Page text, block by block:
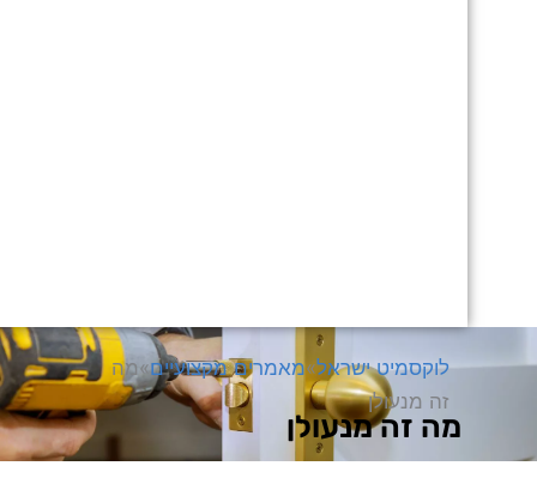
לוקסמיט ישראל»מאמרים מקצועיים»מה
זה מנעולן
מה זה מנעולן